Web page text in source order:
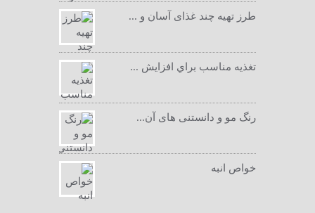
طرز تهیه چند غذای آسان و ...
تغذيه مناسب براي افزايش ...
رنگ مو و دانستنی های آن...
خواص انبه